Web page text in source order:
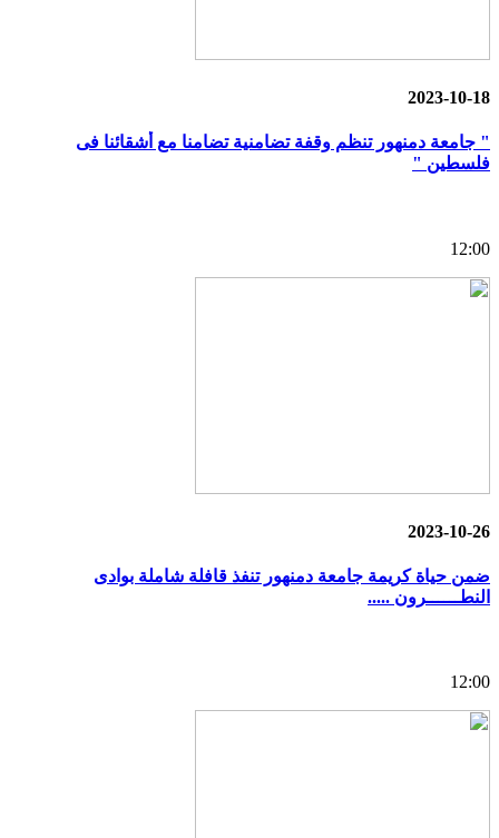
2023-10-18
" جامعة دمنهور تنظم وقفة تضامنية تضامنا مع أشقائنا فى
فلسطين "
12:00
2023-10-26
ضمن حياة كريمة جامعة دمنهور تنفذ قافلة شاملة بوادى
النطــــــرون .....
12:00